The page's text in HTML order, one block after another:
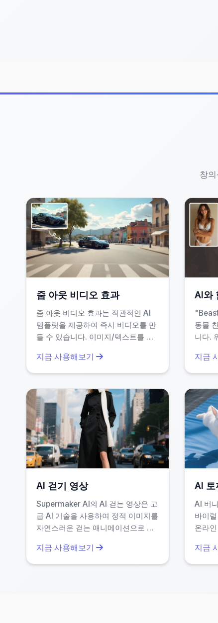
: 인스타그램, 유튜브 쇼
: 공포/무서운 분위기의
게임/콘텐츠 개발자: 캐릭터 디자인 아이디
이러한 상황에서는 기존 방식보다 80% 이상의
왜
일반적인 AI 영상 생성 서비스는 복잡한 프롬프
빠른 처리 속도: 평균 1~3분 내 완료 (Sora 2
직관적인 UI: 처음 사용해도 바로 이해 가능
다양한 스타일 지원 : 3D, 애니메이션, 실사
비교적 낮은 리소스 요구: 브라우저만 있으
또한, 모든 입력 데이터는 서버에서 임시로 처
사용할 수 있다는 점에서 큰 장점입니다.
창
줌 아웃 비디오 효과
줌 아웃 비디오 효과는 직관적인 AI
템플릿을 제공하여 즉시 비디오를 만
들 수 있습니다. 이미지/텍스트를 줌
하세요. 한 번 클릭으로 편집하여 시
각적 이야기 전달을 강화하고 시간을
과를 원하는 마케터와 크리에이터에
게 완벽합니다.
지금 사용해보기
AI와
동물
니다.
어보
이며,
지금
AI 걷기 영상
Supermaker AI의 AI 걷는 영상은 고
급 AI 기술을 사용하여 정적 이미지를
자연스러운 걷는 애니메이션으로 변
분기마다 부드럽고 전문적인 결과를
얻을 수 있습니다—디지털 콘텐츠,
지금 사용해보기
AI 토
AI 버
바이
온라
있는
하세
지금